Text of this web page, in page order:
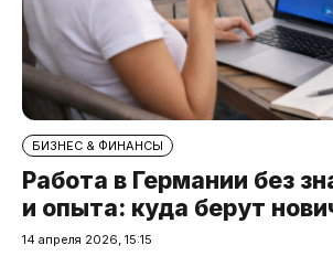
БИЗНЕС & ФИНАНСЫ
Работа в Германии без
и опыта: куда берут
14 апреля 2026, 15:15